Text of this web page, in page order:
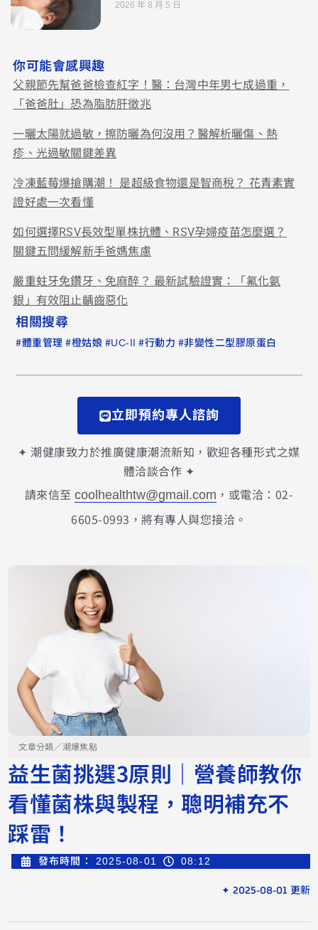
2026 年 8 月 5 日
你可能會感興趣
父親節先幫爸爸檢查紅字！醫：台灣中年男七成過重，
「爸爸肚」恐為脂肪肝徵兆
一曬太陽就過敏，擦防曬為何沒用？醫解析曬傷、熱
疹、光過敏關鍵差異
冷凍藍莓爆搶購潮！ 是超級食物還是智商稅？ 花青素實
證好處一次看懂
如何選擇RSV長效型單株抗體、RSV孕婦疫苗怎麼選？
關鍵五問緩解新手爸媽焦慮
嚴重蛀牙免鑽牙、免麻醉？ 最新試驗證實：「氟化氨
銀」有效阻止齲齒惡化
相關搜尋
#體重管理 #橙姑娘 #UC-II #行動力 #非變性二型膠原蛋白
立即預約專人諮詢
✦ 潮健康致力於推廣健康潮流新知，歡迎各種形式之媒
體洽談合作 ✦
請來信至coolhealthtw@gmail.com ，或電洽：02-
6605-0993，將有專人與您接洽。
文章分類／潮爆焦點
益生菌挑選3原則｜營養師教你
看懂菌株與製程，聰明補充不
踩雷！
發布時間： 2025-08-01 08:12
✦ 2025-08-01 更新